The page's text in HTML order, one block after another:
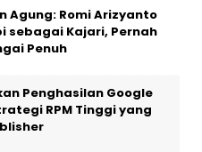
Agung: Romi Arizyanto
sebagai Kajari, Pernah
Penuh
Penghasilan Google
RPM Tinggi yang